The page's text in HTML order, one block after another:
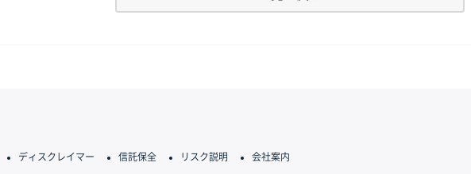
ディスクレイマー 信託保全 リスク説明 会社案内